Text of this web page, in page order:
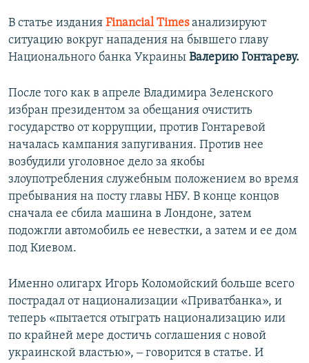
В статье издания Financial Timesанализируют
ситуацию вокруг нападения на бывшего главу
Национального банка Украины Валерию Гонтареву.
После того как в апреле Владимира Зеленского
избран президентом за обещания очистить
государство от коррупции, против Гонтаревой
началась кампания запугивания. Против нее
возбудили уголовное дело за якобы
злоупотребления служебным положением во время
пребывания на посту главы НБУ. В конце концов
сначала ее сбила машина в Лондоне, затем
подожгли автомобиль ее невестки, а затем и ее дом
под Киевом.
Именно олигарх Игорь Коломойский больше всего
пострадал от национализации «Приватбанка», и
теперь «пытается отыграть национализацию или
по крайней мере достичь соглашения с новой
украинской властью», ‒ говорится в статье. И